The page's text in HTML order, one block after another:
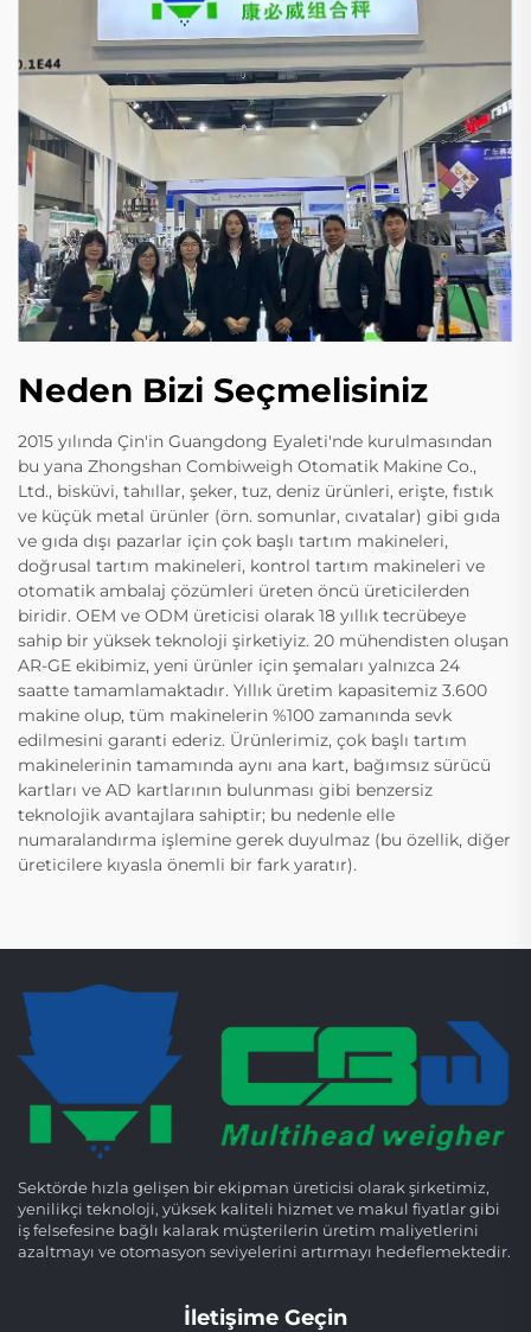
Neden Bizi Seçmelisiniz
2015 yılında Çin'in Guangdong Eyaleti'nde kurulmasından
bu yana Zhongshan Combiweigh Otomatik Makine Co.,
Ltd., bisküvi, tahıllar, şeker, tuz, deniz ürünleri, erişte, fıstık
ve küçük metal ürünler (örn. somunlar, cıvatalar) gibi gıda
ve gıda dışı pazarlar için çok başlı tartım makineleri,
doğrusal tartım makineleri, kontrol tartım makineleri ve
otomatik ambalaj çözümleri üreten öncü üreticilerden
biridir. OEM ve ODM üreticisi olarak 18 yıllık tecrübeye
sahip bir yüksek teknoloji şirketiyiz. 20 mühendisten oluşan
AR-GE ekibimiz, yeni ürünler için şemaları yalnızca 24
saatte tamamlamaktadır. Yıllık üretim kapasitemiz 3.600
makine olup, tüm makinelerin %100 zamanında sevk
edilmesini garanti ederiz. Ürünlerimiz, çok başlı tartım
makinelerinin tamamında aynı ana kart, bağımsız sürücü
kartları ve AD kartlarının bulunması gibi benzersiz
teknolojik avantajlara sahiptir; bu nedenle elle
numaralandırma işlemine gerek duyulmaz (bu özellik, diğer
üreticilere kıyasla önemli bir fark yaratır).
Sektörde hızla gelişen bir ekipman üreticisi olarak şirketimiz,
yenilikçi teknoloji, yüksek kaliteli hizmet ve makul fiyatlar gibi
iş felsefesine bağlı kalarak müşterilerin üretim maliyetlerini
azaltmayı ve otomasyon seviyelerini artırmayı hedeflemektedir.
İletişime Geçin